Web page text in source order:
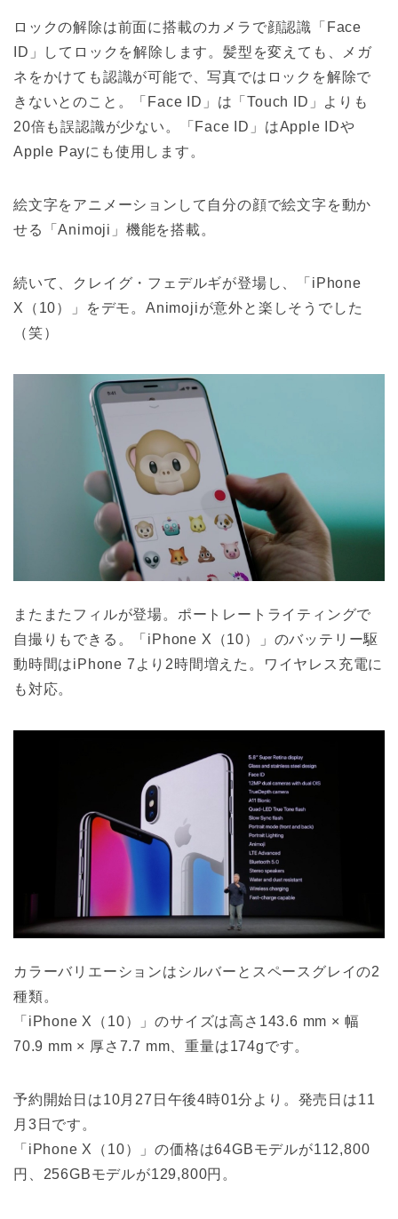
ロックの解除は前面に搭載のカメラで顔認識「Face
ID」してロックを解除します。髪型を変えても、メガ
ネをかけても認識が可能で、写真ではロックを解除で
きないとのこと。「Face ID」は「Touch ID」よりも
20倍も誤認識が少ない。「Face ID」はApple IDや
Apple Payにも使用します。
絵文字をアニメーションして自分の顔で絵文字を動か
せる「Animoji」機能を搭載。
続いて、クレイグ・フェデルギが登場し、「iPhone
X（10）」をデモ。Animojiが意外と楽しそうでした
（笑）
またまたフィルが登場。ポートレートライティングで
自撮りもできる。「iPhone X（10）」のバッテリー駆
動時間はiPhone 7より2時間増えた。ワイヤレス充電に
も対応。
カラーバリエーションはシルバーとスペースグレイの2
種類。
「iPhone X（10）」のサイズは高さ143.6 mm × 幅
70.9 mm × 厚さ7.7 mm、重量は174gです。
予約開始日は10月27日午後4時01分より。発売日は11
月3日です。
「iPhone X（10）」の価格は64GBモデルが112,800
円、256GBモデルが129,800円。